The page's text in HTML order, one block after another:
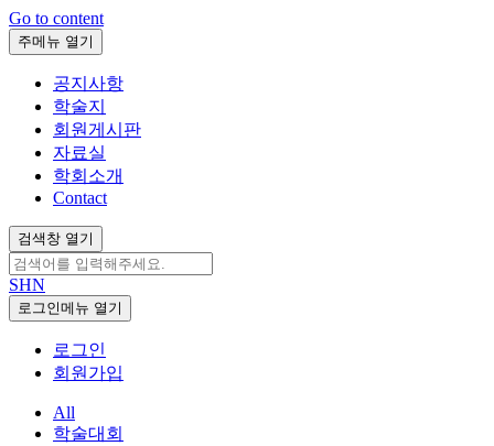
Go to content
주메뉴 열기
공지사항
학술지
회원게시판
자료실
학회소개
Contact
검색창 열기
SHN
로그인메뉴 열기
로그인
회원가입
All
학술대회